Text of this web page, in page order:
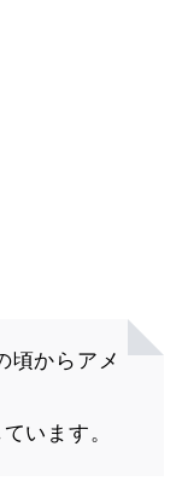
頃からアメ
います。